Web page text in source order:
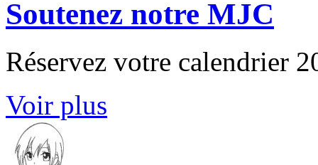
Soutenez notre MJC
Réservez votre calendrier
Voir plus